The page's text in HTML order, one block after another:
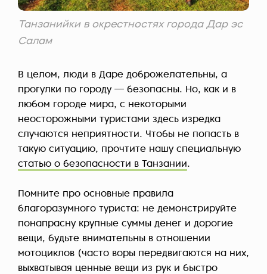
Танзанийки в окрестностях города Дар эс
Салам
В целом, люди в Даре доброжелательны, а
прогулки по городу — безопасны. Но, как и в
любом городе мира, с некоторыми
неосторожными туристами здесь изредка
случаются неприятности. Чтобы не попасть в
такую ситуацию, прочтите нашу специальную
статью о безопасности в Танзании.
Помните про основные правила
благоразумного туриста: не демонстрируйте
понапрасну крупные суммы денег и дорогие
вещи, будьте внимательны в отношении
мотоциклов (часто воры передвигаются на них,
выхватывая ценные вещи из рук и быстро